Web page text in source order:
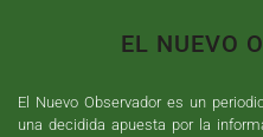
EL NUEVO
El Nuevo Observador es un
una decidida apuesta por la